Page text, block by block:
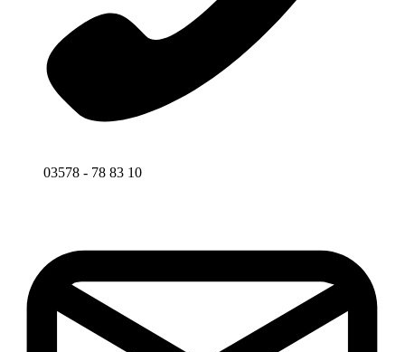
03578 - 78 83 10